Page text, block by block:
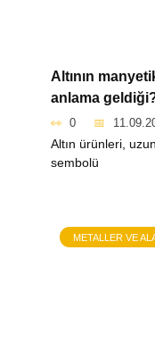
Altının
anlama
0
Altın ürünleri,
sembolü
METALLER VE